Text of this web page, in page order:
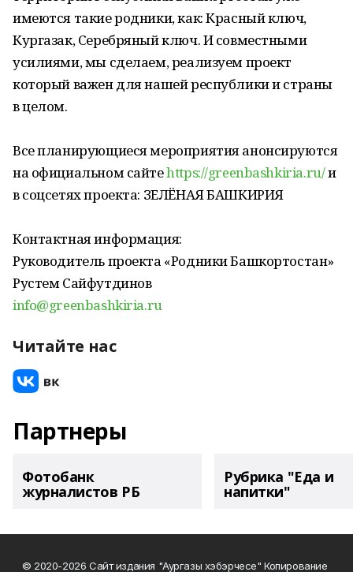
имеются такие родники, как: Красный ключ,
Кургазак, Серебряный ключ. И совместными
усилиями, мы сделаем, реализуем проект
который важен для нашей республики и страны
в целом.
Все планирующиеся мероприятия анонсируются
на официальном сайтеhttps://greenbashkiria.ru/и
в соцсетях проекта: ЗЕЛЁНАЯ БАШКИРИЯ
Контактная информация:
Руководитель проекта «Родники Башкортостан»
Рустем Сайфутдинов
info@greenbashkiria.ru
Читайте нас
Партнеры
Фотобанк
журналистов РБ
Рубрика "Еда и
напитки"
© 2020-2026 Сайт издания "Аургазы хэбэрчесе" Копирование